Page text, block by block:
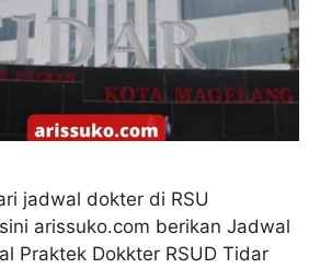
jadwal dokter di RSU
arissuko.com berikan Jadwal
Praktek Dokkter RSUD Tidar